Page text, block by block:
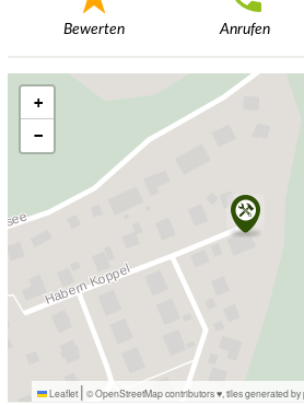
Bewerten Anrufen
+
−
Leaflet | © OpenStreetMap contributors ♥, tiles generated by